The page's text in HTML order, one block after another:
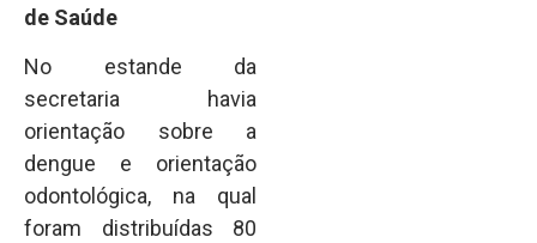
de Saúde
No estande da
secretaria havia
orientação sobre a
dengue e orientação
odontológica, na qual
foram distribuídas 80